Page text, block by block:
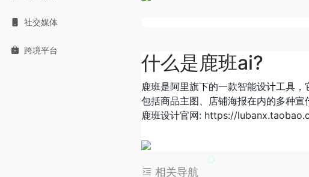
社交媒体
跨境平台
什么是鹿班ai?
鹿班是阿里旗下的一款智能设计工具
包括商品主图、店铺海报在内的多种宣
鹿班设计官网: https://
相关导航